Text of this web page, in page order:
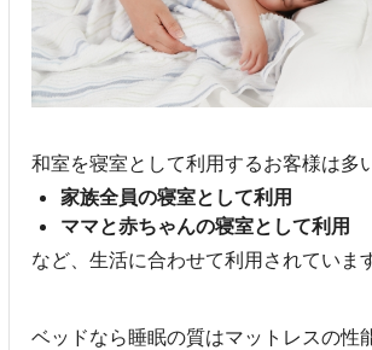
和室を寝室として利用するお客様は多
家族全員の寝室として利用
ママと赤ちゃんの寝室として利用
など、生活に合わせて利用されていま
ベッドなら睡眠の質はマットレスの性